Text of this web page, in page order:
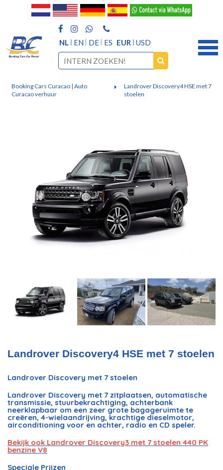
NL EN DE ES EUR USD
Booking Cars Curacao | Auto
Curacao verhuur
Landrover Discovery4 HSE met 7
stoelen
Landrover Discovery4 HSE met 7 stoelen
Landrover Discovery met 7 stoelen
Landrover Discovery met 7 zitplaatsen, automatische
transmissie, stuurbekrachtiging, achterbank
neerklapbaar om een ​​zeer grote bagageruimte te
creëren, 4-wielaandrijving, krachtige dieselmotor,
airconditioning voor en achter, radio en CD speler.
Bekijk ook Landrover Discovery3 met 7 stoelen 440 PK
benzine V8
Speciale Prijzen